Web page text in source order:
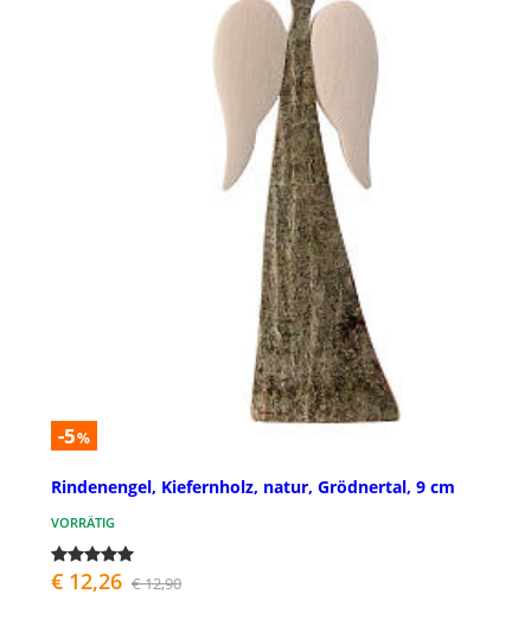
-5%
Rindenengel, Kiefernholz, natur, Grödnertal, 9 cm
VORRÄTIG
€ 12,26 € 12,90